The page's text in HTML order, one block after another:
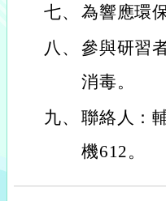
七、 為響應環
八、 參與研習
消毒。
九、 聯絡人：
機612。